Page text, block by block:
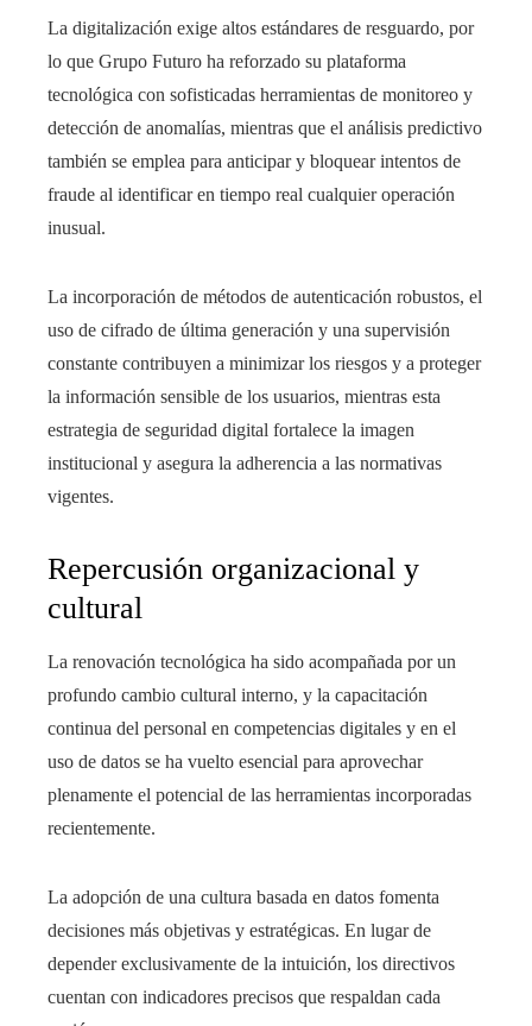
La digitalización exige altos estándares de resguardo, por
lo que Grupo Futuro ha reforzado su plataforma
tecnológica con sofisticadas herramientas de monitoreo y
detección de anomalías, mientras que el análisis predictivo
también se emplea para anticipar y bloquear intentos de
fraude al identificar en tiempo real cualquier operación
inusual.
La incorporación de métodos de autenticación robustos, el
uso de cifrado de última generación y una supervisión
constante contribuyen a minimizar los riesgos y a proteger
la información sensible de los usuarios, mientras esta
estrategia de seguridad digital fortalece la imagen
institucional y asegura la adherencia a las normativas
vigentes.
Repercusión organizacional y
cultural
La renovación tecnológica ha sido acompañada por un
profundo cambio cultural interno, y la capacitación
continua del personal en competencias digitales y en el
uso de datos se ha vuelto esencial para aprovechar
plenamente el potencial de las herramientas incorporadas
recientemente.
La adopción de una cultura basada en datos fomenta
decisiones más objetivas y estratégicas. En lugar de
depender exclusivamente de la intuición, los directivos
cuentan con indicadores precisos que respaldan cada